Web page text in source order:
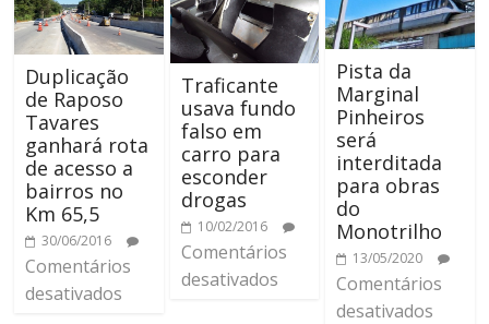
Duplicação
de Raposo
Tavares
ganhará rota
de acesso a
bairros no
Km 65,5
30/06/2016
Comentários
desativados
Traficante
usava fundo
falso em
carro para
esconder
drogas
10/02/2016
Comentários
desativados
Pista da
Marginal
Pinheiros
será
interditada
para obras
do
Monotrilho
13/05/2020
Comentários
desativados